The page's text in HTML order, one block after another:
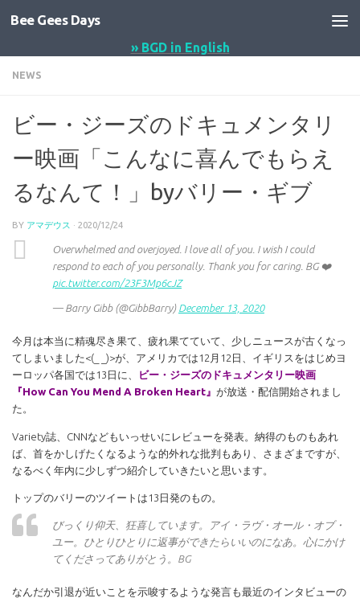
コンテンツへスキップ
Bee Gees Days
» BGD in English
NEWS
ビー・ジーズのドキュメンタリ
ー映画「こんなに喜んでもらえ
るなんて！」byバリー・ギブ
BY アマデウス · 2020/12/24
Overwhelmed and overjoyed. I love all of you. I wish I could
respond to each of you personally. Thank you for caring. BG ❤️
pic.twitter.com/23F3Mp6cJZ
— Barry Gibb (@GibbBarry) December 13, 2020
今月は本当に精魂尽き果て、疲れ果てていて、少しニュースが古くなっ
てしまいました<(_ _)>が、アメリカでは12月12日、イギリスをはじめヨ
ーロッパ各国では13日に、
ビー・ジーズのドキュメンタリー映画
『How Can You Mend A Broken Heart』 が放送・配信開始されまし
た。
Variety誌、CNNなどもいっせいにレビューを発表。納得のものもあれ
ば、首をかしげたくなるような的外れな批判もあり、さまざまですが、
なるべく年内に少しずつ紹介していきたいと思います。
トップのバリーのツイートは13日発のもの。
びっくり仰天、狂喜しています。アイ・ラヴ・オール・オブ・
ユー。ひとりひとりに返事ができたらいいのになあ。心にかけ
てくださってありがとう。BG
なんだか引退が近いことを示唆するような発言も最近のインタビューの